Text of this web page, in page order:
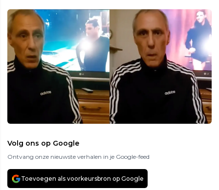
Volg ons op Google
Ontvang onze nieuwste verhalen in je Google-feed
Toevoegen als voorkeursbron op Google